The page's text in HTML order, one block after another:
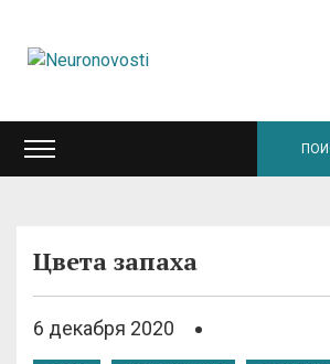
Цвета запаха
6 декабря 2020